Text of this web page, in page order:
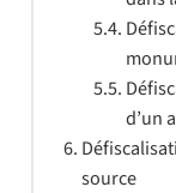
d’un
source